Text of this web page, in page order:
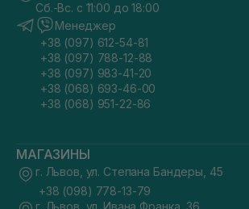
Сб.-Вс. с 11:00 до 18:00
Менеджер
+38 (097) 612-54-81
+38 (097) 788-12-88
+38 (097) 983-41-20
+38 (068) 693-46-00
+38 (068) 951-22-86
МАГАЗИНЫ
г. Львов, ул. Степана Бандеры, 45
+38 (098) 778-13-79
г. Львов, ул. Ивана Франка, 36